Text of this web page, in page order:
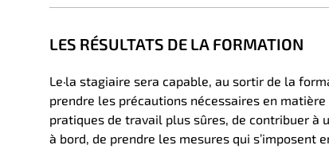
LES RÉSULTATS DE LA FORMATION
Le·la stagiaire sera capable, au sortir de la
prendre les précautions nécessaires en
pratiques de travail plus sûres, de contribuer à
à bord, de prendre les mesures qui s’imposent